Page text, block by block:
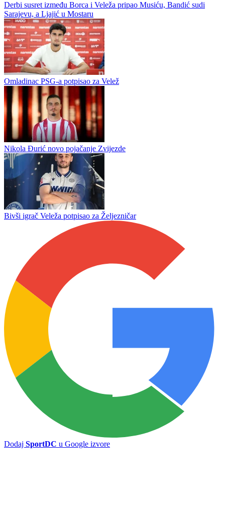
Derbi susret između Borca i Veleža pripao Musiću, Bandić sudi
Sarajevu, a Ljajić u Mostaru
Omladinac PSG-a potpisao za Velež
Nikola Đurić novo pojačanje Zvijezde
Bivši igrač Veleža potpisao za Željezničar
Dodaj SportDC u Google izvore